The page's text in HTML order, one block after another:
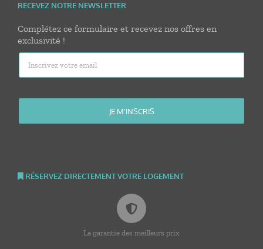
RECEVEZ NOTRE NEWSLETTER
Complétez ce formulaire et recevez nos offres en
exclusivité !
RÉSERVEZ DIRECTEMENT VOTRE LOGEMENT
La garantie des meilleurs prix